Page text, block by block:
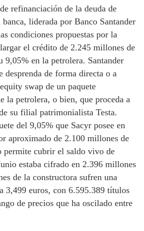
refinanciación de la deuda de
liderada por Banco Santander
condiciones propuestas por la
el crédito de 2.245 millones de
9,05% en la petrolera. Santander
desprenda de forma directa o a
swap de un paquete
la petrolera, o bien, que proceda a
su filial patrimonialista Testa.
del 9,05% que Sacyr posee en
aproximado de 2.100 millones de
permite cubrir el saldo vivo de
estaba cifrado en 2.396 millones
de la constructora sufren una
3,499 euros, con 6.595.389 títulos
de precios que ha oscilado entre